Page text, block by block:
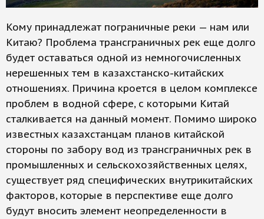
Кому принадлежат пограничные реки — нам или
Китаю? Проблема трансграничных рек еще долго
будет оставаться одной из немногочисленных
нерешенных тем в казахстанско-китайских
отношениях. Причина кроется в целом комплексе
проблем в водной сфере, с которыми Китай
сталкивается на данный момент. Помимо широко
известных казахстанцам планов китайской
стороны по забору вод из трансграничных рек в
промышленных и сельскохозяйственных целях,
существует ряд специфических внутрикитайских
факторов, которые в перспективе еще долго
будут вносить элемент неопределенности в